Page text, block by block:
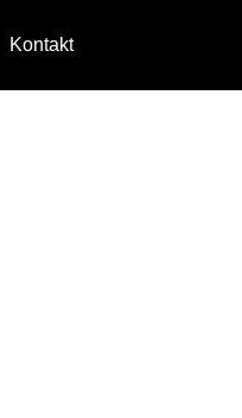
Kontakt